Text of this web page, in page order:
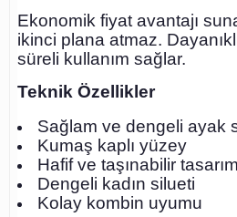
Ekonomik fiyat avantajı
ikinci plana atmaz.
süreli kullanım sağlar.
Teknik Özellikler
Sağlam ve dengeli ayak
Kumaş kaplı yüzey
Hafif ve taşınabilir tasarım
Dengeli kadın silueti
Kolay kombin uyumu